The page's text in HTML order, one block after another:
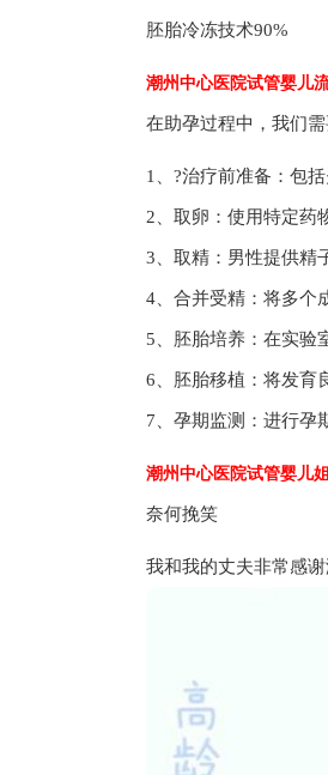
胚胎冷冻技术90%
潮州中心医院试管婴儿
在助孕过程中，我们
1、?治疗前准备：包
2、取卵：使用特定药
3、取精：男性提供精
4、合并受精：将多个
5、胚胎培养：在实验
6、胚胎移植：将发育
7、孕期监测：进行孕
潮州中心医院试管婴儿
奈何挽笑
我和我的丈夫非常感